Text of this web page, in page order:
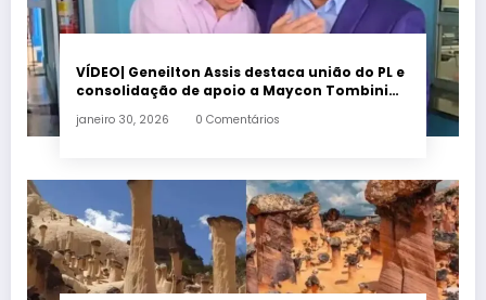
VÍDEO| Geneilton Assis destaca união do PL e
consolidação de apoio a Maycon Tombini
janeiro 30, 2026 0 Comentários